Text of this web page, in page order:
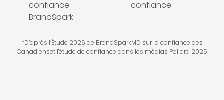
*D’après l’Étude 2026 de BrandSparkMD sur la confiance des
Canadienset l'étude de confiance dans les médias Pollara 2025